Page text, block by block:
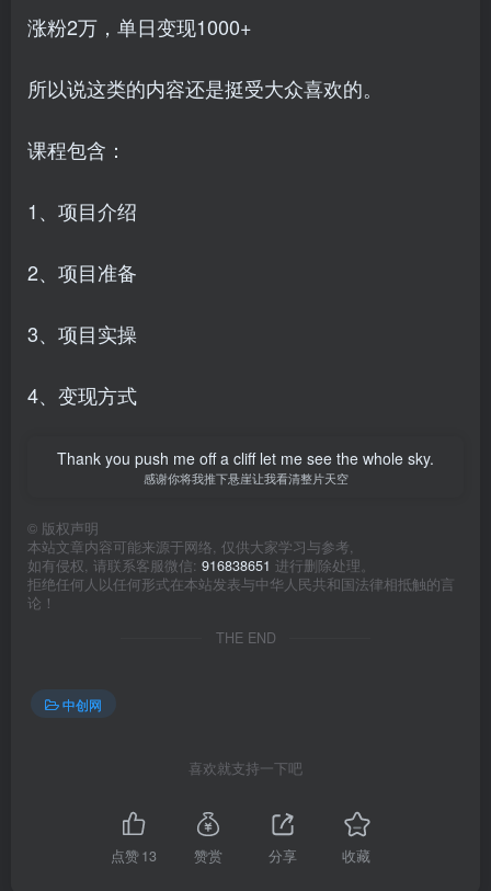
涨粉2万，单日变现1000+
所以说这类的内容还是挺受大众喜欢的。
课程包含：
1、项目介绍
2、项目准备
3、项目实操
4、变现方式
Thank you push me off a cliff let me see the whole sky.
感谢你将我推下悬崖让我看清整片天空
© 版权声明
本站文章内容可能来源于网络, 仅供大家学习与参考,
如有侵权, 请联系客服微信: 916838651 进行删除处理。
拒绝任何人以任何形式在本站发表与中华人民共和国法律相抵触的言
论！
THE END
中创网
喜欢就支持一下吧
点赞13 赞赏 分享 收藏